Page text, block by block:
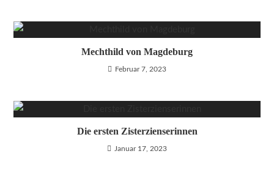
Mechthild von Magdeburg
Februar 7, 2023
Die ersten Zisterzienserinnen
Januar 17, 2023